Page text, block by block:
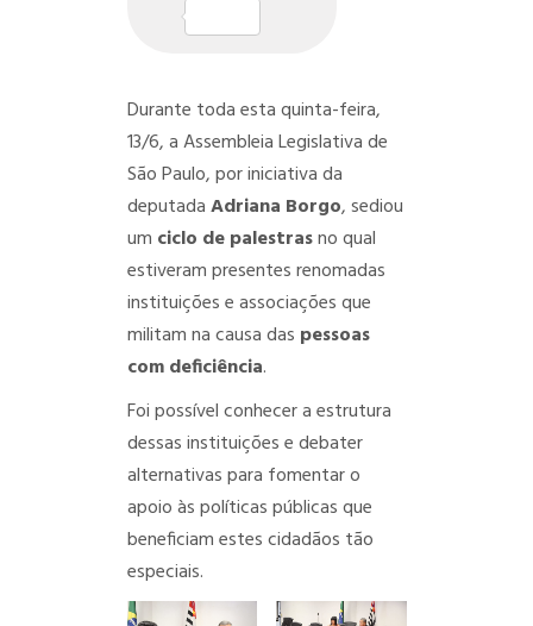
Durante toda esta quinta-feira,
13/6, a Assembleia Legislativa de
São Paulo, por iniciativa da
deputadaAdriana Borgo, sediou
um ciclo de palestrasno qual
estiveram presentes renomadas
instituições e associações que
militam na causa das pessoas
com deficiência.
Foi possível conhecer a estrutura
dessas instituições e debater
alternativas para fomentar o
apoio às políticas públicas que
beneficiam estes cidadãos tão
especiais.